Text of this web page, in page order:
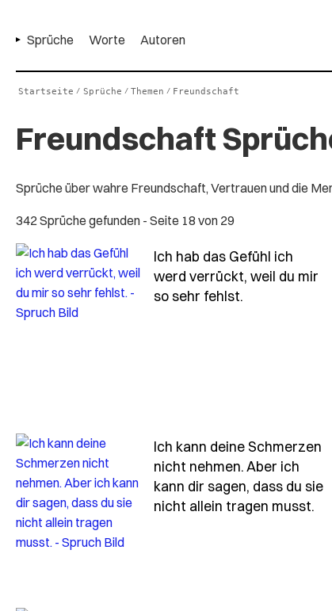
Sprüche Worte Autoren
Startseite / Sprüche / Themen / Freundschaft
Freundschaft
Sprüche über wahre Freundschaft, Vertrauen und die
342 Sprüche gefunden - Seite 18 von 29
Ich hab das Gefühl ich
werd verrückt, weil du mir
so sehr fehlst. - Spruch
Ich kann deine Schmerzen
nicht nehmen. Aber ich
kann dir sagen, dass du sie
nicht allein tragen musst. -